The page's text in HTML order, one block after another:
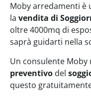
Moby arredamenti è
la vendita di
oltre 4000mq di
saprà guidarti nella
Un consulente Moby
preventivo del
questo